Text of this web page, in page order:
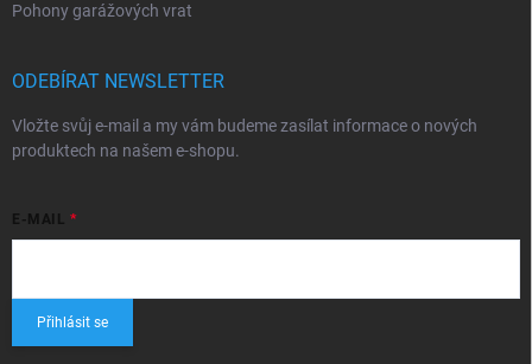
Pohony garážových vrat
ODEBÍRAT NEWSLETTER
Vložte svůj e-mail a my vám budeme zasílat informace o nových
produktech na našem e-shopu.
E-MAIL
Přihlásit se